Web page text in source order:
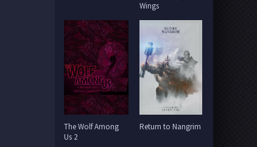
Wings
The Wolf Among
Us 2
Return to Nangrim